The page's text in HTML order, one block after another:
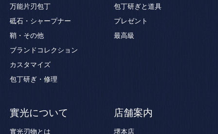
万能片刃包丁
砥石・シャープナー
鞘・その他
ブランドコレクション
カスタマイズ
包丁研ぎ・修理
包丁研ぎと道具
プレゼント
最高級
實光について
實光刃物とは
店舗案内
堺本店